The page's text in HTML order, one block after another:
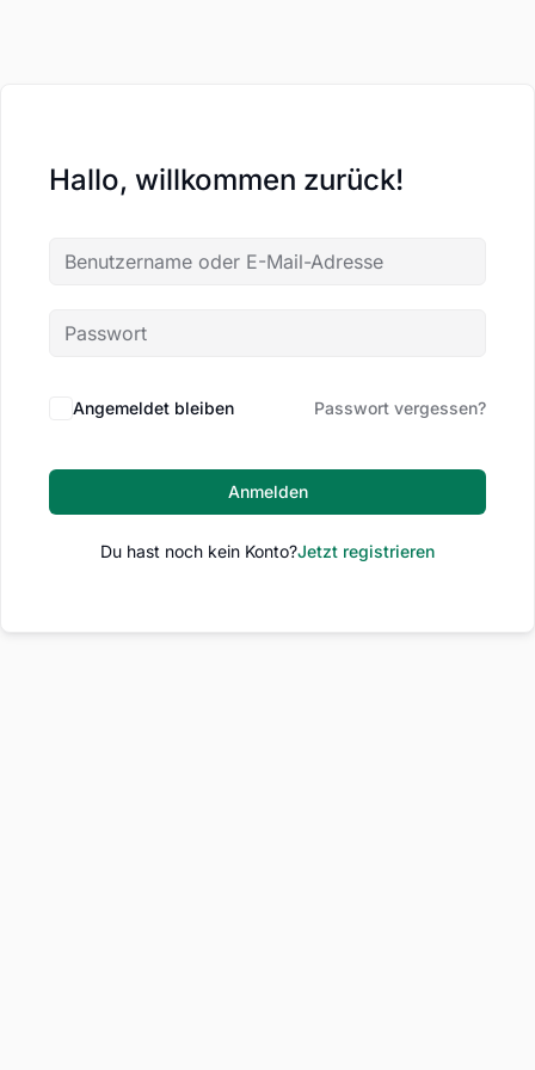
Hallo, willkommen zurück!
Angemeldet bleiben Passwort vergessen?
Anmelden
Du hast noch kein Konto?Jetzt registrieren